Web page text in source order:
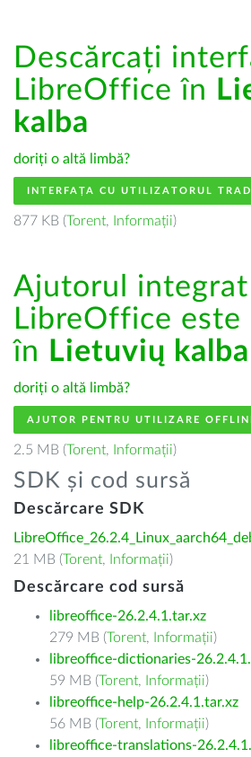
Descărcați
LibreOffice în
kalba
doriți o altă limbă?
INTERFAȚA CU UTILIZATORUL
877 KB (Torent, Informații)
Ajutorul integrat
LibreOffice este
în Lietuvių kalba
doriți o altă limbă?
AJUTOR PENTRU UTILIZARE
2.5 MB (Torent, Informații)
SDK și cod sursă
Descărcare SDK
21 MB (Torent, Informații)
Descărcare cod sursă
libreoffice-26.2.4.1.tar.xz
279 MB (Torent, Informații)
libreoffice-dictionaries-
59 MB (Torent, Informații)
libreoffice-help-26.2.4.1.tar.xz
56 MB (Torent, Informații)
libreoffice-translations-